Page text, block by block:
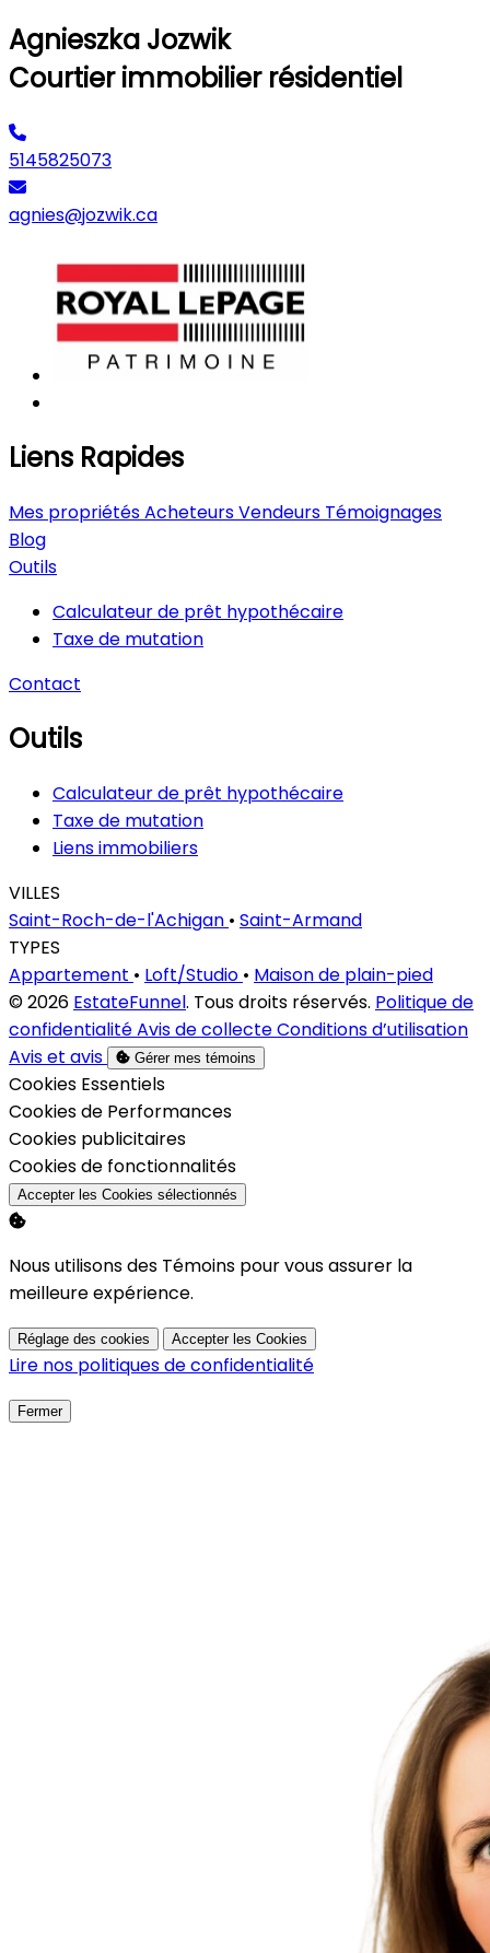
Agnieszka Jozwik
Courtier immobilier résidentiel
5145825073
agnies@jozwik.ca
Liens Rapides
Mes propriétésAcheteursVendeurs Témoignages
Blog
Outils
Calculateur de prêt hypothécaire
Taxe de mutation
Contact
Outils
Calculateur de prêt hypothécaire
Taxe de mutation
Liens immobiliers
VILLES
Saint-Roch-de-l'Achigan • Saint-Armand
TYPES
Appartement • Loft/Studio • Maison de plain-pied
© 2026 EstateFunnel. Tous droits réservés. Politique de
confidentialitéAvis de collecteConditions d’utilisation
Avis et avis
Gérer mes témoins
Activer
Cookies Essentiels
Activer
Cookies de Performances
Activer
Cookies publicitaires
Activer
Cookies de fonctionnalités
Accepter les Cookies sélectionnés
Nous utilisons des Témoins pour vous assurer la
meilleure expérience.
Réglage des cookies Accepter les Cookies
Lire nos politiques de confidentialité
Fermer